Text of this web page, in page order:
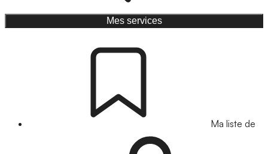
Mes services
Ma liste de